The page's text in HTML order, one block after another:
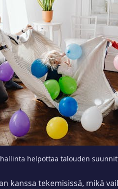
helpottaa talouden
kanssa tekemisissä, mikä